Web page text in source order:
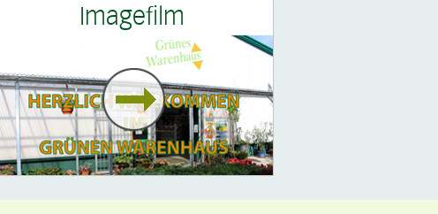
Imagefilm